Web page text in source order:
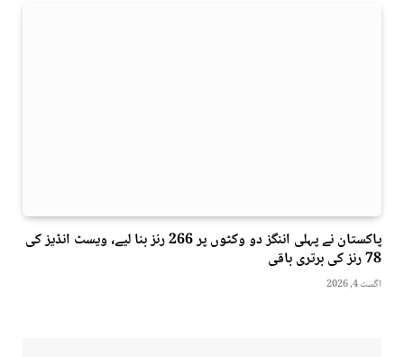
پاکستان نے پہلی اننگز دو وکٹوں پر 266 رنز بنا لیے، ویسٹ انڈیز کی
78 رنز کی برتری باقی
اگست 4, 2026